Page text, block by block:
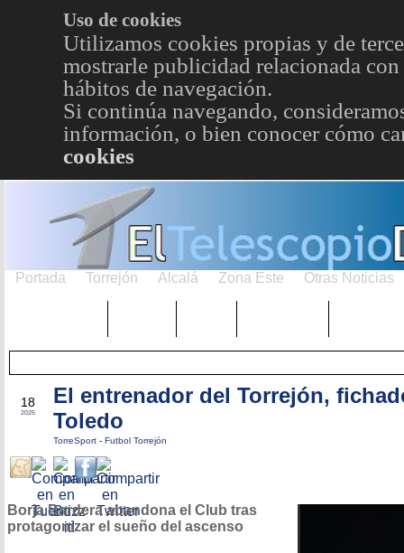
Uso de cookies
Utilizamos cookies propias y de
mostrarle publicidad relacionada
hábitos de navegación.
Si continúa navegando,
información, o bien conocer cómo
cookies
Portada Torrejón Alcalá Zona Este Otras Noticias
18
2025
El entrenador del Torrejón,
Toledo
TorreSport - Futbol Torrejón
Borja Bardera abandona el Club tras
protagonizar el sueño del ascenso